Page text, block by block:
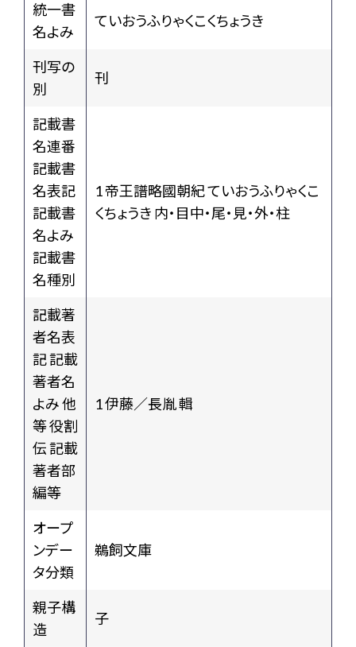
統一書
名よみ
ていおうふりゃくこくちょうき
刊写の
別
刊
記載書
名連番
記載書
名表記
記載書
名よみ
記載書
名種別
1 帝王譜略國朝紀 ていおうふりゃくこ
くちょうき 内・目中・尾・見・外・柱
記載著
者名表
記 記載
著者名
よみ 他
等 役割
伝 記載
著者部
編等
1 伊藤／長胤 輯
オープ
ンデー
タ分類
鵜飼文庫
親子構
造
子